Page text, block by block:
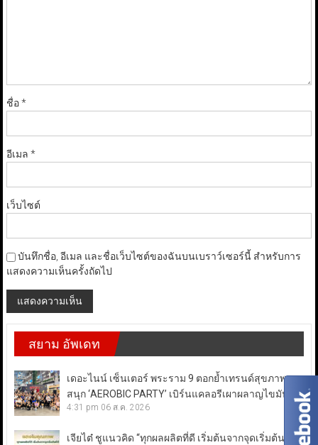
ชื่อ*
อีเมล *
เว็บไซต์
บันทึกชื่อ, อีเมล และชื่อเว็บไซต์ของฉันบนเบราว์เซอร์นี้ สำหรับการ
แสดงความเห็นครั้งถัดไป
สยาม อัพเดท
เดอะไนน์ เซ็นเตอร์ พระราม 9 ตอกย้ำเทรนด์สุขภาพสาย
สนุก ‘AEROBIC PARTY’ เบิร์นแคลอรีเผาผลาญไขมัน
4:31 pm 06 ส.ค. 2026
เจียไต๋ ชูแนวคิด “ทุกผลผลิตที่ดี เริ่มต้นจากจุดเริ่มต้นที่ดี”